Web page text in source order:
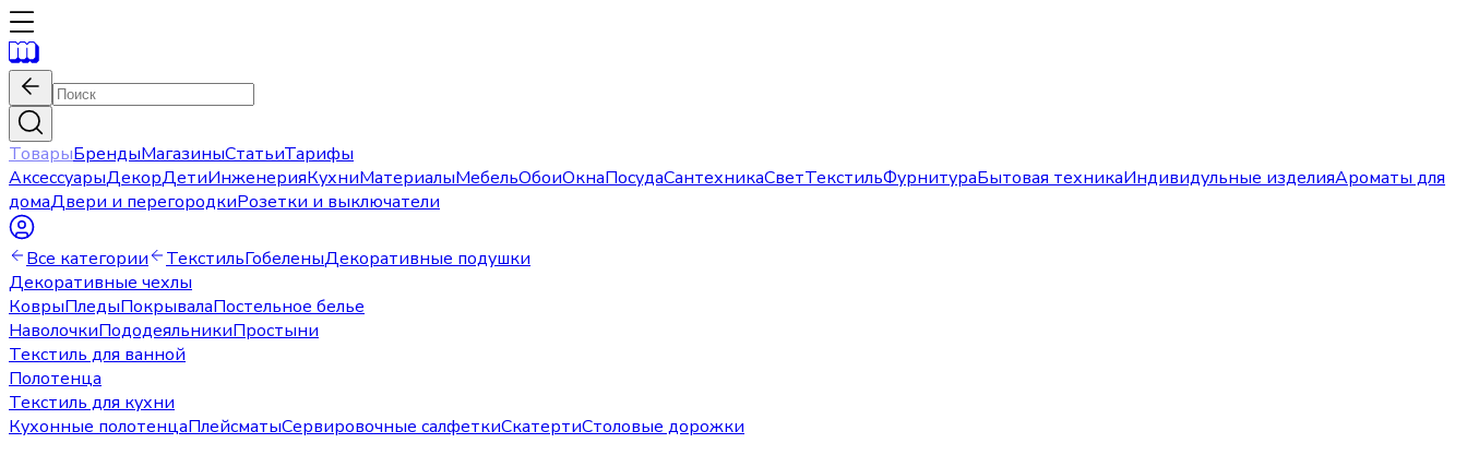
ТоварыБрендыМагазиныСтатьиТарифы
АксессуарыДекорДетиИнженерияКухниМатериалыМебельОбоиОкнаПосудаСантехникаСветТекстильФурнитураБытовая техникаИндивидульные изделияАроматы для
домаДвери и перегородкиРозетки и выключатели
Все категории ТекстильГобеленыДекоративные подушки
Декоративные чехлы
КоврыПледыПокрывалаПостельное белье
НаволочкиПододеяльникиПростыни
Текстиль для ванной
Полотенца
Текстиль для кухни
Кухонные полотенцаПлейсматыСервировочные салфеткиСкатертиСтоловые дорожки